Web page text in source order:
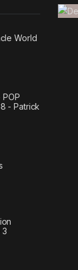
World
POP
- Patrick
3